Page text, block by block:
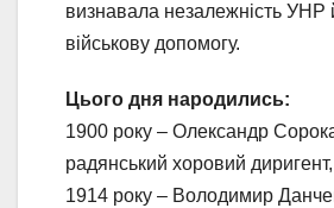
визнавала незалежність УНР
військову допомогу.
Цього дня народились:
1900 року – Олександр
радянський хоровий
1914 року – Володимир